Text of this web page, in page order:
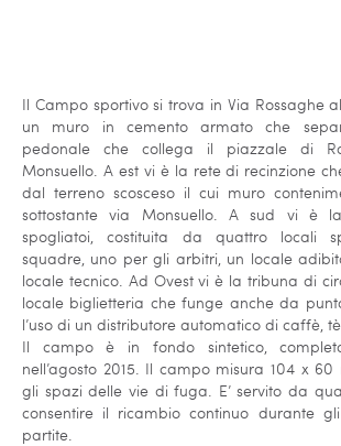
Il Campo sportivo si trova in Via Rossaghe
un muro in cemento armato che
pedonale che collega il piazzale di
Monsuello. A est vi è la rete di recinzione
dal terreno scosceso il cui muro
sottostante via Monsuello. A sud vi è
spogliatoi, costituita da quattro locali
squadre, uno per gli arbitri, un locale
locale tecnico. Ad Ovest vi è la tribuna di
locale biglietteria che funge anche da
l’uso di un distributore automatico di caffè,
Il campo è in fondo sintetico,
nell’agosto 2015. Il campo misura 104 x
gli spazi delle vie di fuga. E’ servito da
consentire il ricambio continuo durante
partite.